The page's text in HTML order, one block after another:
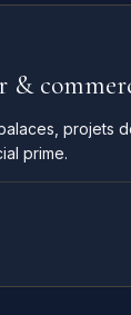
&
projets
prime.